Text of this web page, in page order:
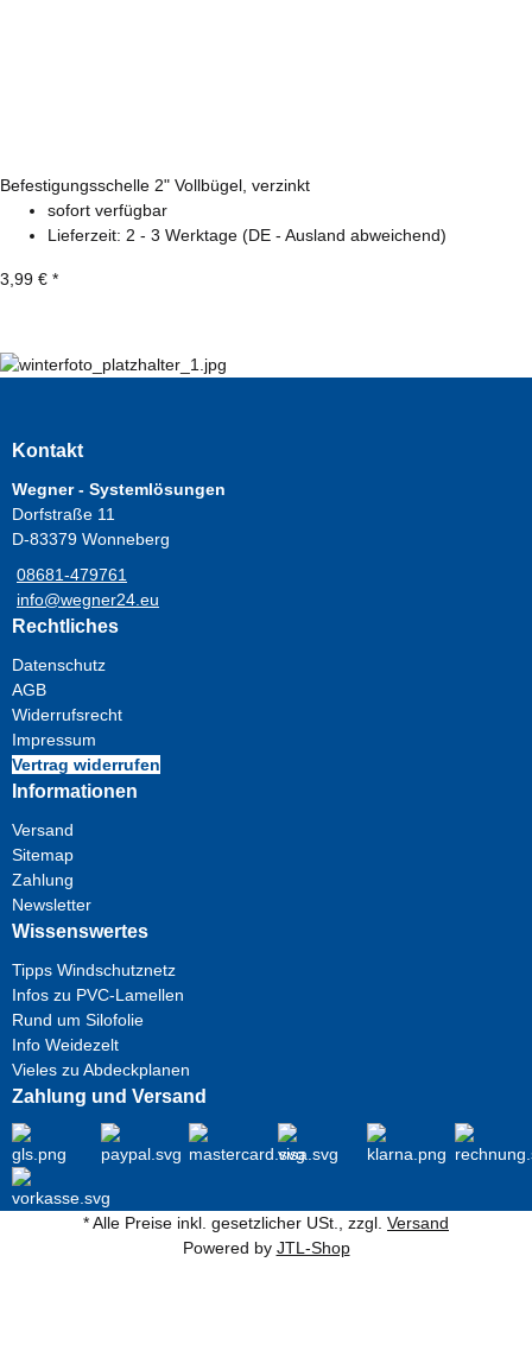
Befestigungsschelle 2" Vollbügel, verzinkt
sofort verfügbar
Lieferzeit: 2 - 3 Werktage (DE - Ausland abweichend)
3,99 € *
Kontakt
Wegner - Systemlösungen
Dorfstraße 11
D-83379 Wonneberg
08681-479761
info@wegner24.eu
Rechtliches
Datenschutz
AGB
Widerrufsrecht
Impressum
Vertrag widerrufen
Informationen
Versand
Sitemap
Zahlung
Newsletter
Wissenswertes
Tipps Windschutznetz
Infos zu PVC-Lamellen
Rund um Silofolie
Info Weidezelt
Vieles zu Abdeckplanen
Zahlung und Versand
* Alle Preise inkl. gesetzlicher USt., zzgl. Versand
Powered by JTL-Shop